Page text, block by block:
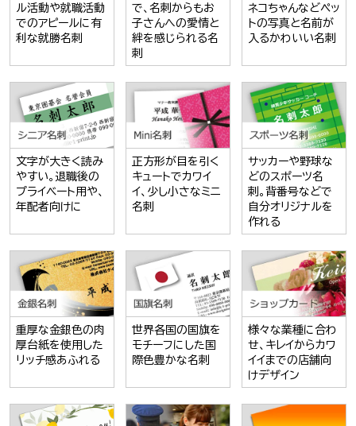
ル活動や就職活動
でのアピールに有
利な就勝名刺
で、名刺からもお
子さんへの愛情と
絆を感じられる名
刺
ネコちゃんなどペッ
トの写真と名前が
入るかわいい名刺
文字が大きく読み
やすい。退職後の
プライベート用や、
年配者向けに
正方形が目を引く
キュートでカワイ
イ、少し小さなミニ
名刺
サッカーや野球な
どのスポーツ名
刺。背番号などで
自分オリジナルを
作れる
重厚な金銀色の肉
厚台紙を使用した
リッチ感あふれる
世界各国の国旗を
モチーフにした国
際色豊かな名刺
様々な業種に合わ
せ、キレイからカワ
イイまでの店舗向
けデザイン